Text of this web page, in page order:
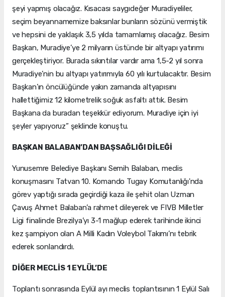
şeyi yapmış olacağız. Kısacası saygıdeğer Muradiyeliler,
seçim beyannamemize baksınlar bunların sözünü vermiştik
ve hepsini de yaklaşık 3,5 yılda tamamlamış olacağız. Besim
Başkan, Muradiye’ye 2 milyarın üstünde bir altyapı yatırımı
gerçekleştiriyor. Burada sıkıntılar vardır ama 1,5-2 yıl sonra
Muradiye’nin bu altyapı yatırımıyla 60 yılı kurtulacaktır. Besim
Başkan’ın öncülüğünde yakın zamanda altyapısını
hallettiğimiz 12 kilometrelik soğuk asfaltı attık. Besim
Başkana da buradan teşekkür ediyorum. Muradiye için iyi
şeyler yapıyoruz” şeklinde konuştu.
BAŞKAN BALABAN’DAN BAŞSAĞLIĞI DİLEĞİ
Yunusemre Belediye Başkanı Semih Balaban, meclis
konuşmasını Tatvan 10. Komando Tugay Komutanlığı'nda
görev yaptığı sırada geçirdiği kaza ile şehit olan Uzman
Çavuş Ahmet Balaban’a rahmet dileyerek ve FIVB Milletler
Ligi finalinde Brezilya’yı 3-1 mağlup ederek tarihinde ikinci
kez şampiyon olan A Milli Kadın Voleybol Takımı’nı tebrik
ederek sonlandırdı.
DİĞER MECLİS 1 EYLÜL’DE
Toplantı sonrasında Eylül ayı meclis toplantısının 1 Eylül Salı